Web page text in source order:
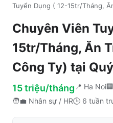
Tuyển Dụng ( 12-15tr/Tháng,
Chuyên Viên
15tr/Tháng, Ăn
Công Ty) tại
15 triệu/tháng 📍 Ha Noi🏢
🧑‍💼 Nhân sự / HR🕒 6 tuần